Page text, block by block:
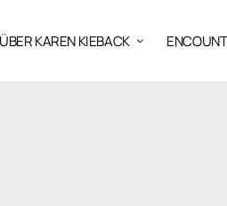
ÜBER KAREN KIEBACK